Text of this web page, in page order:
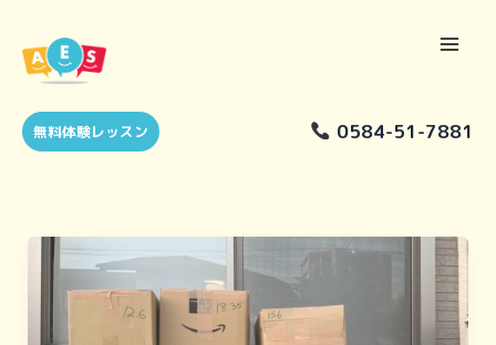
content
無料体験レッスン 0584-51-7881